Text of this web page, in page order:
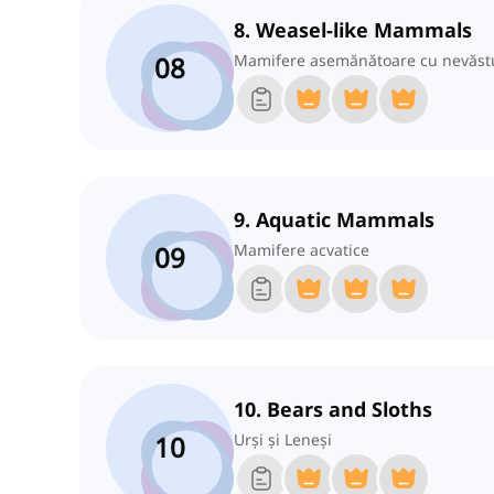
08
8. Weasel-like Mammals
Mamifere asemănătoare cu
09
9. Aquatic Mammals
Mamifere acvatice
10
10. Bears and Sloths
Urși și Leneși